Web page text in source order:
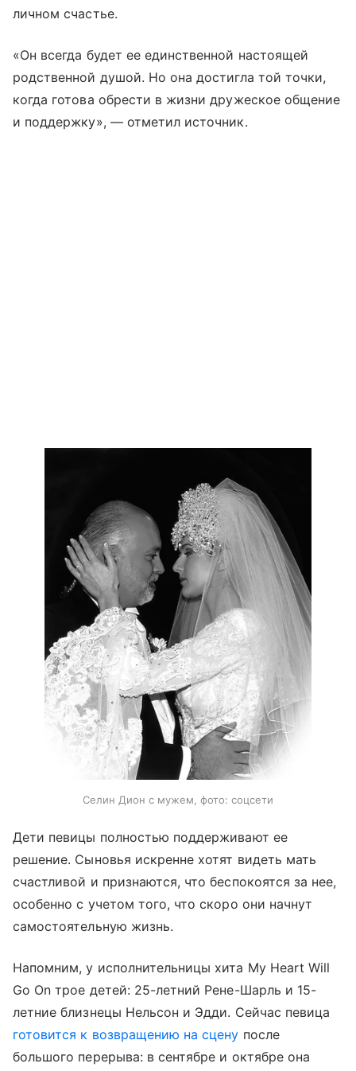
личном счастье.
«Он всегда будет ее единственной настоящей
родственной душой. Но она достигла той точки,
когда готова обрести в жизни дружеское общение
и поддержку», — отметил источник.
Селин Дион с мужем, фото: соцсети
Дети певицы полностью поддерживают ее
решение. Сыновья искренне хотят видеть мать
счастливой и признаются, что беспокоятся за нее,
особенно с учетом того, что скоро они начнут
самостоятельную жизнь.
Напомним, у исполнительницы хита My Heart Will
Go On трое детей: 25-летний Рене-Шарль и 15-
летние близнецы Нельсон и Эдди. Сейчас певица
готовится к возвращению на сцену после
большого перерыва: в сентябре и октябре она